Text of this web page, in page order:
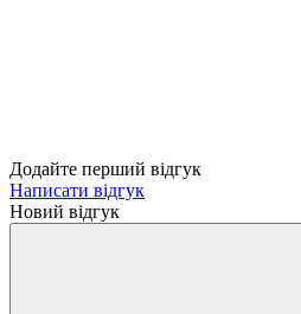
Додайте перший відгук
Написати відгук
Новий відгук